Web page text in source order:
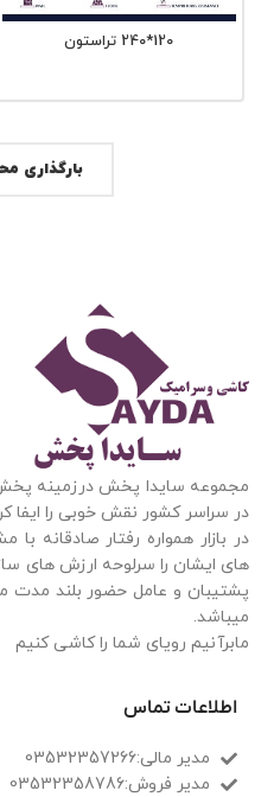
120*240 تراستون
بارگذاری
مجموعه سایدا پخش درزمینه
در سراسر کشور نقش خوبی را
در بازار همواره رفتار صادقانه
های ایشان را سرلوحه ارزش های
پشتیبان و عامل حضور بلند مدت ما
میباشد.
مابرآنیم رویای شما را کاشی کنیم
اطلاعات تماس
مدیر مالی:03532357266
مدیر فروش:03532358786